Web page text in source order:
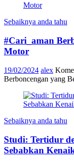
Sebaiknya anda tahu
#Cari_aman
Motor
19/02/2024 alex
Berboncengan yang
Sebaiknya anda tahu
Studi: Tertidur
Sebabkan